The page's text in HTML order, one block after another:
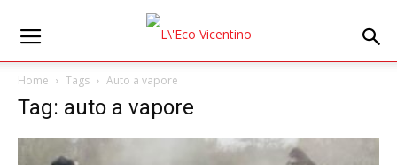
Home Tags Auto a vapore
Tag: auto a vapore